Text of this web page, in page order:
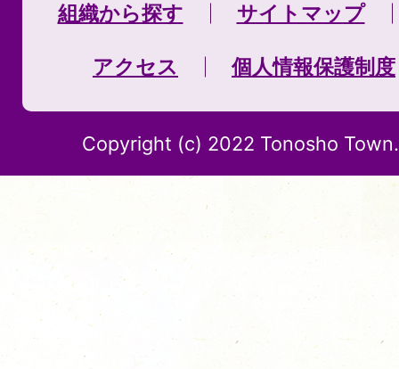
組織から探す サイトマップ
アクセス 個人情報保護制度
Copyright (c) 2022 Tonosho